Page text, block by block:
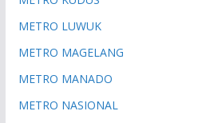
METRO LUWUK
METRO MAGELANG
METRO MANADO
METRO NASIONAL